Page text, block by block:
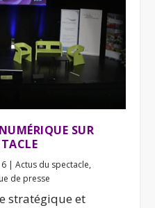
SUR
|Actus du spectacle,
de presse
stratégique et